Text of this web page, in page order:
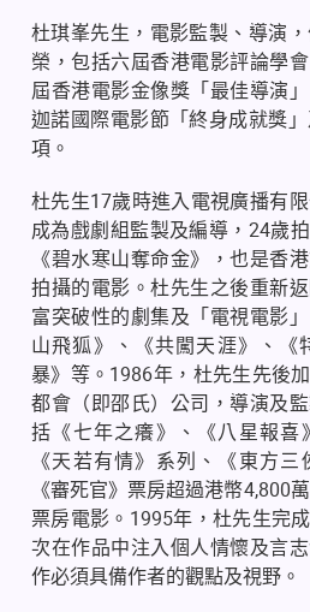
杜琪峯先生，電影監製、導演
榮，包括六屆香港電影評論學
屆香港電影金像獎「最佳導演
迦諾國際電影節「終身成就獎
項。
杜先生17歲時進入電視廣播有
成為戲劇組監製及編導， 24歲
《碧水寒山奪命金》，也是香
拍攝的電影。杜先生之後重新
富突破性的劇集及「電視電影
山飛狐》、《共闖天涯》、《
暴》等。 1986年，杜先生先後
都會（即邵氏）公司，導演及
括《七年之癢》、《八星報喜
《天若有情》系列、《東方
《審死官》票房超過港幣4,800
票房電影。 1995年，杜先生完
次在作品中注入個人情懷及言
作必須具備作者的觀點及視野。